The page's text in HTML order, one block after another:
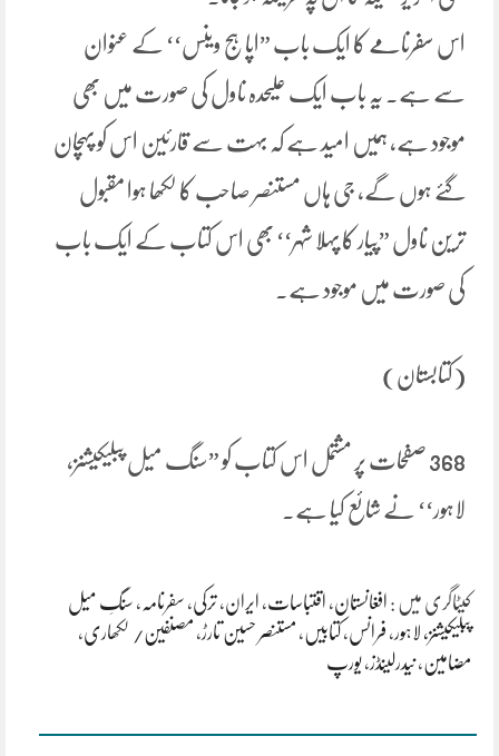
اس سفرنامے کا ایک باب ”اپاہج وینس‘‘ کے عنوان
سے ہے۔ یہ باب ایک علیحدہ ناول کی صورت میں بھی
موجود ہے، ہمیں امید ہے کہ بہت سے قارئین اس کو پہچان
گئے ہوں گے، جی ہاں مستنصر صاحب کا لکھا ہوا مقبول
ترین ناول ”پیار کا پہلا شہر‘‘ بھی اس کتاب کے ایک باب
کی صورت میں موجود ہے۔
(کتابستان)
368 صفحات پر مشتمل اس کتاب کو ”سنگ میل پبلیکیشنز،
لاہور‘‘ نے شائع کیا ہے.
کیٹاگری میں : افغانستان، اقتباسات، ایران،ترکی، سفرنامہ ، سنگِ میل
پبلیکیشنز، لاہور ، فرانس،کتابیں ، مستنصر حسین تارڑ، مصنفین/ لکھاری،
مضامین ،نیدرلینڈز ،یورپ